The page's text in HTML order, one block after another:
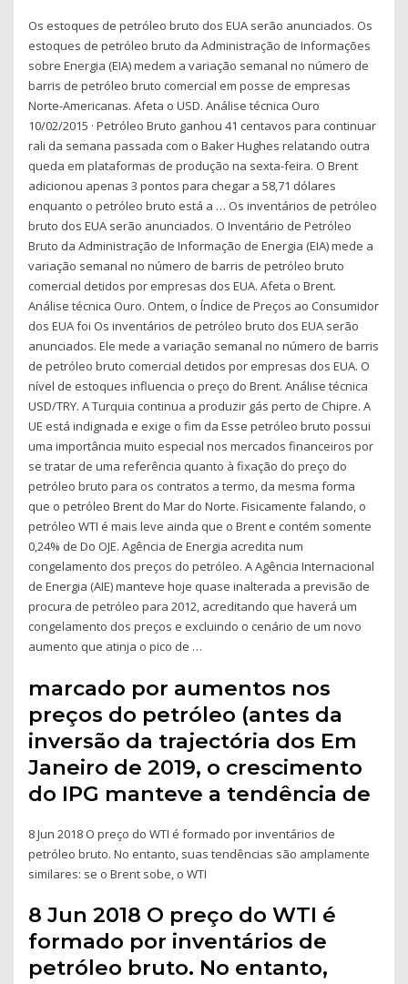
Os estoques de petróleo bruto dos EUA serão anunciados. Os
estoques de petróleo bruto da Administração de Informações
sobre Energia (EIA) medem a variação semanal no número de
barris de petróleo bruto comercial em posse de empresas
Norte-Americanas. Afeta o USD. Análise técnica Ouro
10/02/2015 · Petróleo Bruto ganhou 41 centavos para continuar
rali da semana passada com o Baker Hughes relatando outra
queda em plataformas de produção na sexta-feira. O Brent
adicionou apenas 3 pontos para chegar a 58,71 dólares
enquanto o petróleo bruto está a … Os inventários de petróleo
bruto dos EUA serão anunciados. O Inventário de Petróleo
Bruto da Administração de Informação de Energia (EIA) mede a
variação semanal no número de barris de petróleo bruto
comercial detidos por empresas dos EUA. Afeta o Brent.
Análise técnica Ouro. Ontem, o Índice de Preços ao Consumidor
dos EUA foi Os inventários de petróleo bruto dos EUA serão
anunciados. Ele mede a variação semanal no número de barris
de petróleo bruto comercial detidos por empresas dos EUA. O
nível de estoques influencia o preço do Brent. Análise técnica
USD/TRY. A Turquia continua a produzir gás perto de Chipre. A
UE está indignada e exige o fim da Esse petróleo bruto possui
uma importância muito especial nos mercados financeiros por
se tratar de uma referência quanto à fixação do preço do
petróleo bruto para os contratos a termo, da mesma forma
que o petróleo Brent do Mar do Norte. Fisicamente falando, o
petróleo WTI é mais leve ainda que o Brent e contém somente
0,24% de Do OJE. Agência de Energia acredita num
congelamento dos preços do petróleo. A Agência Internacional
de Energia (AIE) manteve hoje quase inalterada a previsão de
procura de petróleo para 2012, acreditando que haverá um
congelamento dos preços e excluindo o cenário de um novo
aumento que atinja o pico de …
marcado por aumentos nos
preços do petróleo (antes da
inversão da trajectória dos Em
Janeiro de 2019, o crescimento
do IPG manteve a tendência de
8 Jun 2018 O preço do WTI é formado por inventários de
petróleo bruto. No entanto, suas tendências são amplamente
similares: se o Brent sobe, o WTI
8 Jun 2018 O preço do WTI é
formado por inventários de
petróleo bruto. No entanto,